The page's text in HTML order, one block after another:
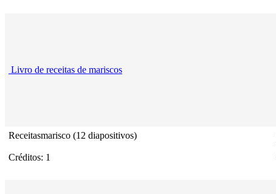
Livro de receitas de mariscos
Receitasmarisco (12 diapositivos)
Créditos: 1